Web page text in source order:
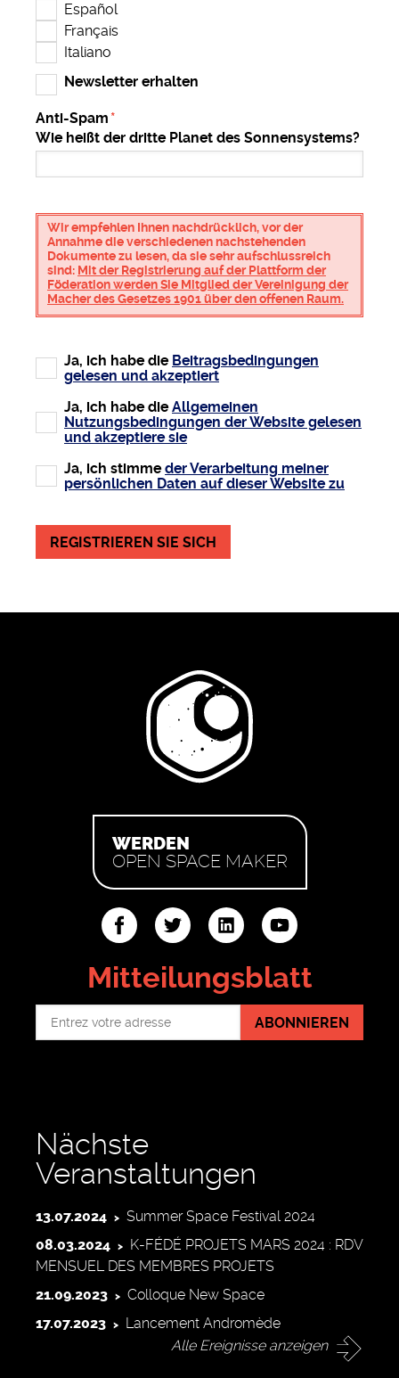
Español
Français
Italiano
Newsletter erhalten
Anti-Spam
Wie heißt der dritte Planet des Sonnensystems?
Wir empfehlen Ihnen nachdrücklich, vor der
Annahme die verschiedenen nachstehenden
Dokumente zu lesen, da sie sehr aufschlussreich
sind: Mit der Registrierung auf der Plattform der
Föderation werden Sie Mitglied der Vereinigung der
Macher des Gesetzes 1901 über den offenen Raum.
Ja, ich habe die Beitragsbedingungen
gelesen und akzeptiert
Ja, ich habe dieAllgemeinen
Nutzungsbedingungen der Website gelesen
und akzeptiere sie
Ja, ich stimmeder Verarbeitung meiner
persönlichen Daten auf dieser Website zu
REGISTRIEREN SIE SICH
Nächste
Veranstaltungen
13.07.2024
Summer Space Festival 2024
08.03.2024
K-FÉDÉ PROJETS MARS 2024 : RDV
MENSUEL DES MEMBRES PROJETS
21.09.2023
Colloque New Space
17.07.2023
Lancement Andromède
Alle Ereignisse anzeigen
WERDEN
OPEN SPACE MAKER
youtube
Mitteilungsblatt
ABONNIEREN